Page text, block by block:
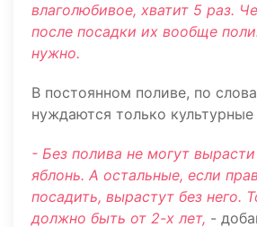
влаголюбивое, хватит 5 раз.
после посадки их вообще
нужно.
В постоянном поливе, по
нуждаются только культурные
- Без полива не могут
яблонь. А остальные, если
посадить, вырастут без него.
должно быть от 2-х лет, -